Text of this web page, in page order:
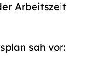
Arbeitszeit
sah vor: